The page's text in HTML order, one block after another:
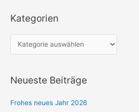
Kategorien
K
e
o
Neueste Beiträge
Frohes neues Jahr 2026